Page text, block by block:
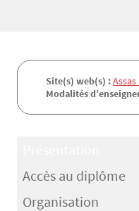
Site(s) web(s) :
Modalités
Accès au diplôme
Organisation